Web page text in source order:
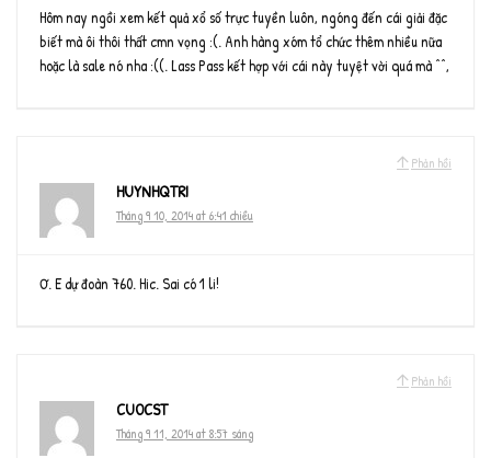
Hôm nay ngồi xem kết quả xổ số trực tuyền luôn, ngóng đến cái giải đặc
biết mà ôi thôi thất cmn vọng :(. Anh hàng xóm tổ chức thêm nhiều nữa
hoặc là sale nó nha :((. Lass Pass kết hợp với cái này tuyệt vời quá mà ^^,
Phản hồi
HUYNHQTRI
Tháng 9 10, 2014 at 6:41 chiều
Ơ. E dự đoàn 760. Hic. Sai có 1 li!
Phản hồi
CUOCST
Tháng 9 11, 2014 at 8:57 sáng